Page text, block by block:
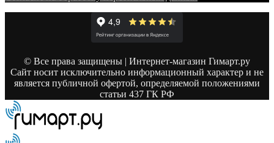
© Все права защищены | Интернет-магазин Гимарт.ру
Сайт носит исключительно информационный характер и не
является публичной офертой, определяемой положениями
статьи 437 ГК РФ